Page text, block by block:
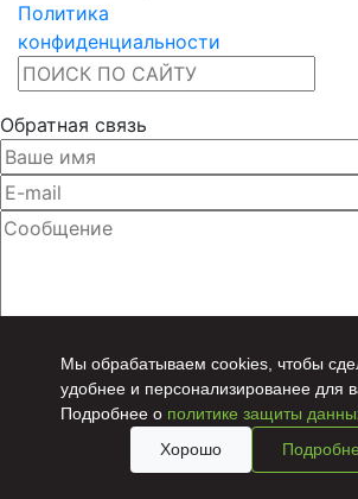
Мы обрабатываем cookies, чтобы
удобнее и персонализированее для
Подробнее о политике защиты
Хорошо
Политика
конфиденциальности
Обратная связь
Даю согласие наобработку